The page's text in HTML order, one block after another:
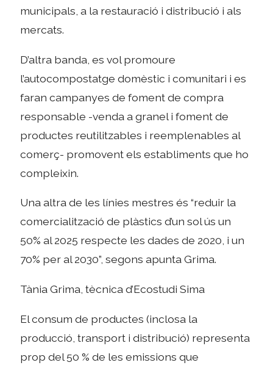
municipals, a la restauració i distribució i als
mercats.
D’altra banda, es vol promoure
l’autocompostatge domèstic i comunitari i es
faran campanyes de foment de compra
responsable -venda a granel i foment de
productes reutilitzables i reemplenables al
comerç- promovent els establiments que ho
compleixin.
Una altra de les línies mestres és “reduir la
comercialització de plàstics d’un sol ús un
50% al 2025 respecte les dades de 2020, i un
70% per al 2030”, segons apunta Grima.
Tània Grima, tècnica d’Ecostudi Sima
El consum de productes (inclosa la
producció, transport i distribució) representa
prop del 50 % de les emissions que